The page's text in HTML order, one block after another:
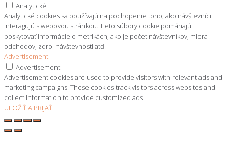
Analytické
Analytické cookies sa používajú na pochopenie toho, ako návštevníci
interagujú s webovou stránkou. Tieto súbory cookie pomáhajú
poskytovať informácie o metrikách, ako je počet návštevníkov, miera
odchodov, zdroj návštevnosti atď.
Advertisement
Advertisement
Advertisement cookies are used to provide visitors with relevant ads and
marketing campaigns. These cookies track visitors across websites and
collect information to provide customized ads.
ULOŽIŤ A PRIJAŤ